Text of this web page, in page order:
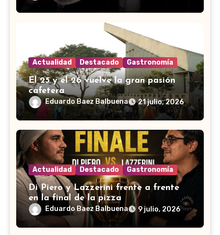
Actualidad Destacado Gastronomía
El 25 y el 26 vuelve la gran pasión
cafetera
Eduardo Baez Balbuena 21 julio, 2026
Actualidad Destacado Gastronomía
Di Piero y Lazzerini frente a frente
en la final de la pizza
Eduardo Baez Balbuena 9 julio, 2026